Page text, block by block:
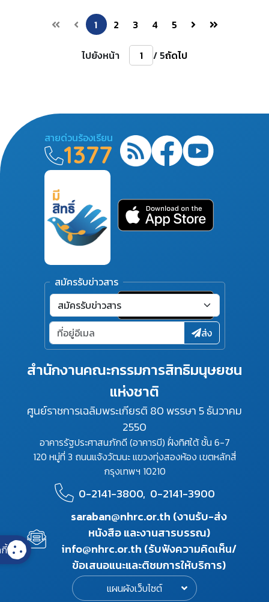
1 2 3 4 5
ไปยังหน้า / 5ถัดไป
สำนักงานคณะกรรมการสิทธิมนุษยชน
แห่งชาติ
ศูนย์ราชการเฉลิมพระเกียรติ 80 พรรษา 5 ธันวาคม
2550
อาคารรัฐประศาสนภักดี (อาคารบี) ฝั่งทิศใต้ ชั้น 6-7
120 หมู่ที่ 3 ถนนแจ้งวัฒนะ แขวงทุ่งสองห้อง เขตหลักสี่
กรุงเทพฯ 10210
0-2141-3800, 0-2141-3900
saraban@nhrc.or.th (งานรับ-ส่ง
หนังสือ และงานสารบรรณ)
info@nhrc.or.th (รับฟังความคิดเห็น/
ข้อเสนอแนะและติชมการให้บริการ)
แผนผังเว็บไซต์
สายด่วนร้องเรียน
1377
สมัครรับข่าวสาร
ส่ง